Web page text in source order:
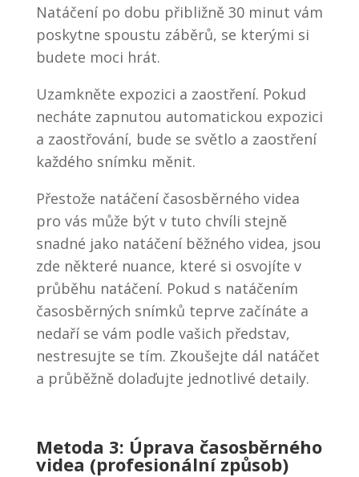
Natáčení po dobu přibližně 30 minut vám
poskytne spoustu záběrů, se kterými si
budete moci hrát.
Uzamkněte expozici a zaostření. Pokud
necháte zapnutou automatickou expozici
a zaostřování, bude se světlo a zaostření
každého snímku měnit.
Přestože natáčení časosběrného videa
pro vás může být v tuto chvíli stejně
snadné jako natáčení běžného videa, jsou
zde některé nuance, které si osvojíte v
průběhu natáčení. Pokud s natáčením
časosběrných snímků teprve začínáte a
nedaří se vám podle vašich představ,
nestresujte se tím. Zkoušejte dál natáčet
a průběžně dolaďujte jednotlivé detaily.
Metoda 3: Úprava časosběrného
videa (profesionální způsob)